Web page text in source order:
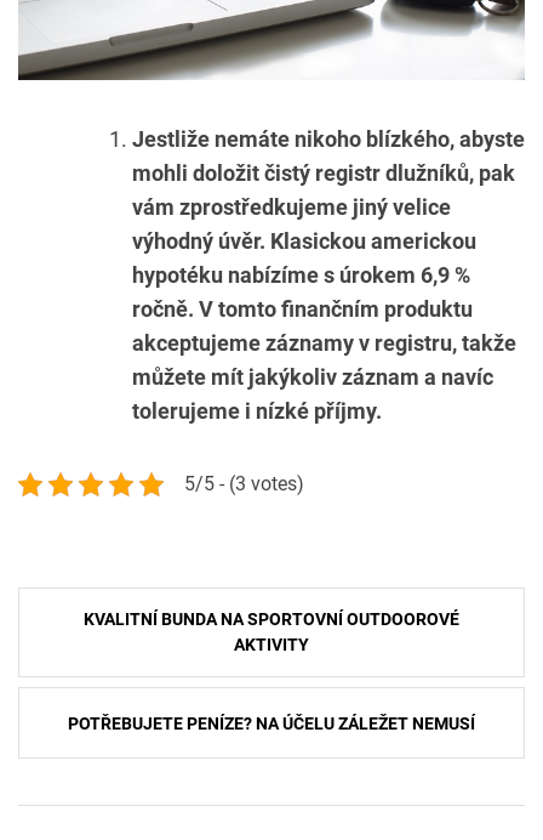
Jestliže nemáte nikoho blízkého, abyste
mohli doložit čistý registr dlužníků, pak
vám zprostředkujeme jiný velice
výhodný úvěr. Klasickou americkou
hypotéku nabízíme s úrokem 6,9 %
ročně. V tomto finančním produktu
akceptujeme záznamy v registru, takže
můžete mít jakýkoliv záznam a navíc
tolerujeme i nízké příjmy.
5/5 - (3 votes)
Navigace
příspěvek
KVALITNÍ BUNDA NA SPORTOVNÍ OUTDOOROVÉ
AKTIVITY
POTŘEBUJETE PENÍZE? NA ÚČELU ZÁLEŽET NEMUSÍ